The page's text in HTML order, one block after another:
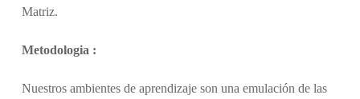
Matriz.
Metodologia :
Nuestros ambientes de aprendizaje son una emulación de las